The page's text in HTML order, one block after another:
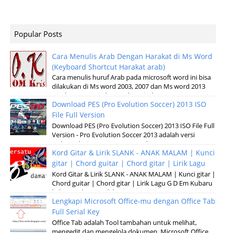
Popular Posts
Cara Menulis Arab Dengan Harakat di Ms Word
(Keyboard Shortcut Harakat arab)
Cara menulis huruf Arab pada microsoft word ini bisa
dilakukan di Ms word 2003, 2007 dan Ms word 2013
windows XP, Windows 7 dan windows v...
Download PES (Pro Evolution Soccer) 2013 ISO
File Full Version
Download PES (Pro Evolution Soccer) 2013 ISO File Full
Version - Pro Evolution Soccer 2013 adalah versi
terbaru dari permainan pertandinga...
Kord Gitar & Lirik SLANK - ANAK MALAM | Kunci
gitar | Chord guitar | Chord gitar | Lirik Lagu
Kord Gitar & Lirik SLANK - ANAK MALAM | Kunci gitar |
Chord guitar | Chord gitar | Lirik Lagu G D Em Kubaru
keluar malam Setelah sun...
Lengkapi Microsoft Office-mu dengan Office Tab
Full Serial Key
Office Tab adalah Tool tambahan untuk melihat,